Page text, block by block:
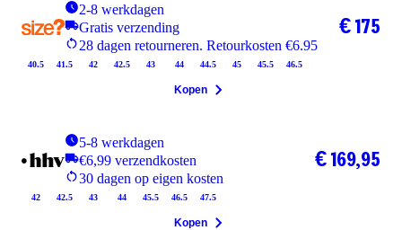
2-8 werkdagen
Gratis verzending
28 dagen retourneren. Retourkosten €6.95
40.5 41.5 42 42.5 43 44 44.5 45 45.5 46.5
€ 175
Kopen
5-8 werkdagen
€6,99 verzendkosten
30 dagen op eigen kosten
42 42.5 43 44 45.5 46.5 47.5
€ 169,95
Kopen